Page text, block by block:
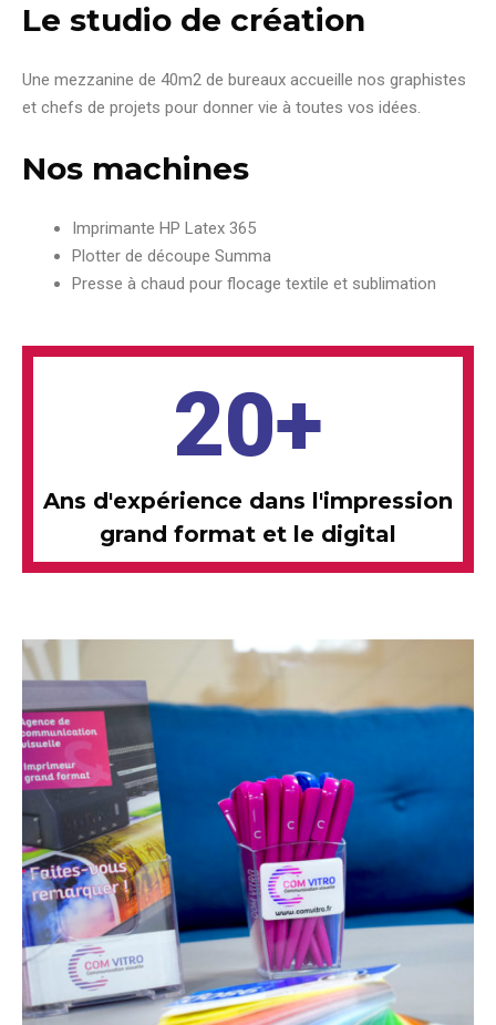
Le studio de création
Une mezzanine de 40m2 de bureaux accueille nos graphistes
et chefs de projets pour donner vie à toutes vos idées.
Nos machines
Imprimante HP Latex 365
Plotter de découpe Summa
Presse à chaud pour flocage textile et sublimation
20+
Ans d'expérience dans l'impression
grand format et le digital